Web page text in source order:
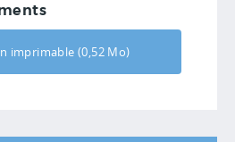
imprimable (0,52 Mo)